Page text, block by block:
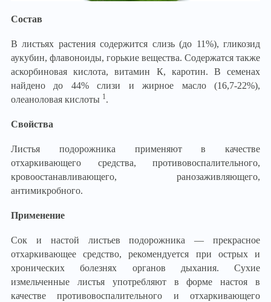
Состав
В листьях растения содержится слизь (до 11%), гликозид
аукубин, флавоноиды, горькие вещества. Содержатся также
аскорбиновая кислота, витамин К, каротин. В семенах
найдено до 44% слизи и жирное масло (16,7-22%),
олеаноловая кислоты 1.
Свойства
Листья подорожника применяют в качестве
отхаркивающего средства, противовоспалительного,
кровоостанавливающего, ранозаживляющего,
антимикробного.
Применение
Сок и настой листьев подорожника — прекрасное
отхаркивающее средство, рекомендуется при острых и
хронических болезнях органов дыхания. Сухие
измельченные листья употребляют в форме настоя в
качестве противовоспалительного и отхаркивающего